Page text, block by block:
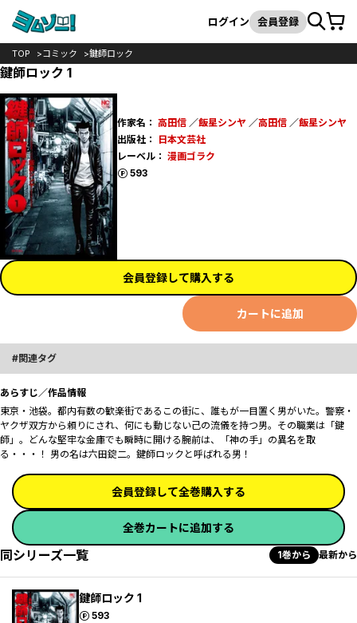
検索
ログイン 会員登録カート
TOP コミック 鍵師ロック
鍵師ロック 1
作家名： 高田信／飯星シンヤ／高田信／飯星シンヤ
出版社：
日本文芸社
レーベル： 漫画ゴラク
593
ポイント
会員登録して購入する
カートに追加
関連タグ
あらすじ／作品情報
東京・池袋――。都内有数の歓楽街であるこの街に、誰もが一目置く男がいた。警察・
ヤクザ双方から頼りにされ、何にも動じない己の流儀を持つ男。その職業は「鍵
師」。どんな堅牢な金庫でも瞬時に開ける腕前は、「神の手」の異名を取
る・・・！ 男の名は六田錠二。鍵師ロックと呼ばれる男！
会員登録して全巻購入する
全巻カートに追加する
同シリーズ一覧 1巻から 最新から
鍵師ロック 1
593
ポイント